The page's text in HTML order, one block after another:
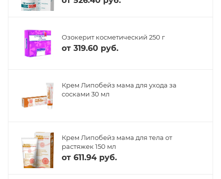
Озокерит косметический 250 г
от 319.60 руб.
Крем Липобейз мама для ухода за
сосками 30 мл
Крем Липобейз мама для тела от
растяжек 150 мл
от 611.94 руб.